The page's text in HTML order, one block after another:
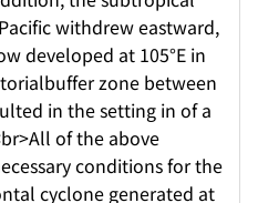
withdrew eastward,
developed at 105°E in
zone between
in the setting in of a
of the above
conditions for the
cyclone generated at